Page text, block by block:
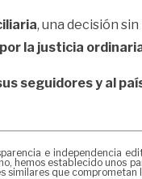
, una decisión
la justicia
seguidores y al
e independencia
hemos establecido unos
similares que